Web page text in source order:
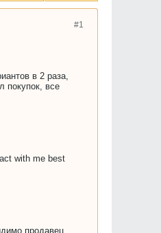
#1
в 2 раза,
покупок, все
with me best
продавец